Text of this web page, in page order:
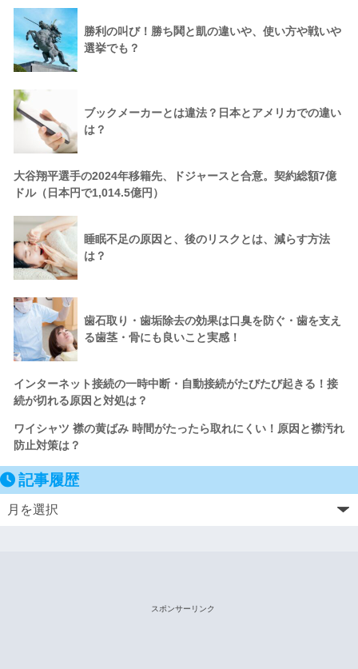
勝利の叫び！勝ち鬨と凱の違いや、使い方や戦いや
選挙でも？
ブックメーカーとは違法？日本とアメリカでの違い
は？
大谷翔平選手の2024年移籍先、ドジャースと合意。契約総額7億
ドル（日本円で1,014.5億円）
睡眠不足の原因と、後のリスクとは、減らす方法
は？
歯石取り・歯垢除去の効果は口臭を防ぐ・歯を支え
る歯茎・骨にも良いこと実感！
インターネット接続の一時中断・自動接続がたびたび起きる！接
続が切れる原因と対処は？
ワイシャツ 襟の黄ばみ 時間がたったら取れにくい！原因と襟汚れ
防止対策は？
記事履歴
スポンサーリンク